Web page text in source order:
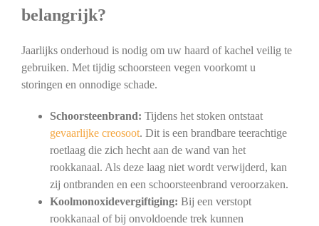
belangrijk?
Jaarlijks onderhoud is nodig om uw haard of kachel veilig te
gebruiken. Met tijdig schoorsteen vegen voorkomt u
storingen en onnodige schade.
Schoorsteenbrand: Tijdens het stoken ontstaat
gevaarlijke creosoot. Dit is een brandbare teerachtige
roetlaag die zich hecht aan de wand van het
rookkanaal. Als deze laag niet wordt verwijderd, kan
zij ontbranden en een schoorsteenbrand veroorzaken.
Koolmonoxidevergiftiging: Bij een verstopt
rookkanaal of bij onvoldoende trek kunnen